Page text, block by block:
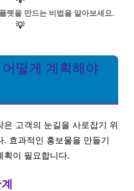
렛을 만드는 비법을 알아보세요.
💡
떻게 계획해야
은 고객의 눈길을 사로잡기 위
. 효과적인 홍보물을 만들기
획이 필요합니다.